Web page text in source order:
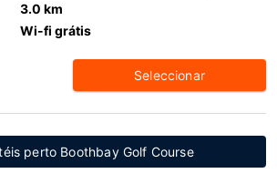
3.0 km
Wi-fi grátis
Seleccionar
perto Boothbay Golf Course